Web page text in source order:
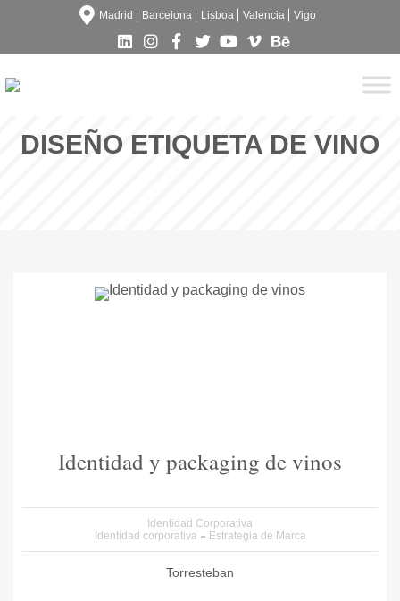
Madrid Barcelona Lisboa Valencia Vigo
DISEÑO ETIQUETA DE VINO
Identidad y packaging de vinos
Identidad Corporativa
Identidad corporativa
Estrategia de Marca
Torresteban